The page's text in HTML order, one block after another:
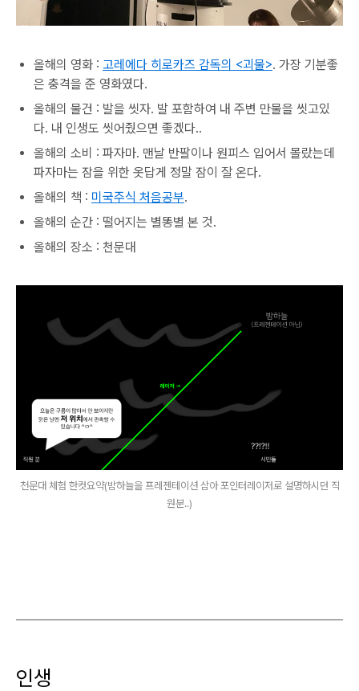
올해의 영화 : 고레에다 히로카즈 감독의 <괴물>. 가장 기분좋
은 충격을 준 영화였다.
올해의 물건 : 발을 씻자. 발 포함하여 내 주변 만물을 씻고있
다. 내 인생도 씻어줬으면 좋겠다..
올해의 소비 : 파자마. 맨날 반팔이나 원피스 입어서 몰랐는데
파자마는 잠을 위한 옷답게 정말 잠이 잘 온다.
올해의 책 : 미국주식 처음공부.
올해의 순간 : 떨어지는 별똥별 본 것.
올해의 장소 : 천문대
천문대 체험 한컷요약(밤하늘을 프레젠테이션 삼아 포인터레이저로 설명하시던 직
원분..)
인생